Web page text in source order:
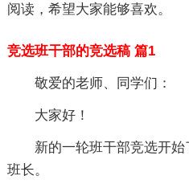
阅读，希望大家能够喜欢。
竞选班干部的竞选稿 篇1
敬爱的老师、同学们：
大家好！
新的一轮班干部竞选开
班长。